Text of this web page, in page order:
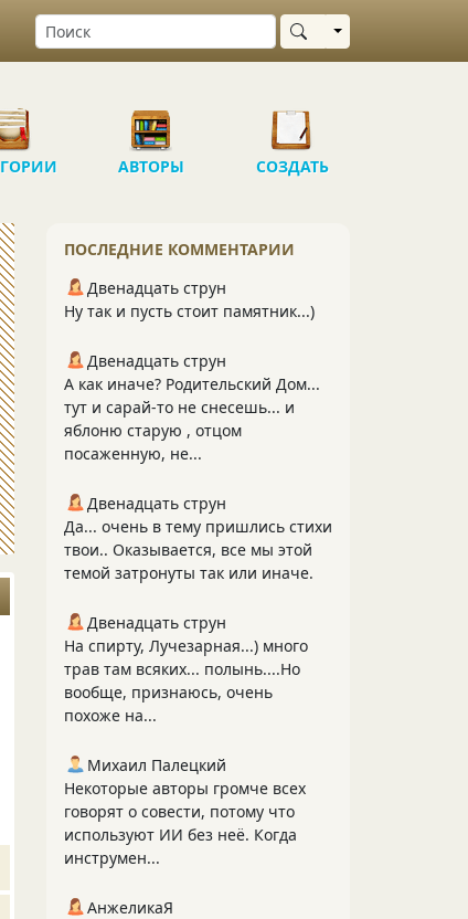
Выбрать область
АВТОРЫ СОЗДАТЬ
ПОСЛЕДНИЕ КОММЕНТАРИИ
Двенадцать струн
Ну так и пусть стоит памятник...)
Двенадцать струн
А как иначе? Родительский Дом...
тут и сарай-то не снесешь... и
яблоню старую , отцом
посаженную, не...
Двенадцать струн
Да... очень в тему пришлись стихи
твои.. Оказывается, все мы этой
темой затронуты так или иначе.
Двенадцать струн
На спирту, Лучезарная...) много
трав там всяких... полынь....Но
вообще, признаюсь, очень
похоже на...
Михаил Палецкий
Некоторые авторы громче всех
говорят о совести, потому что
используют ИИ без неё. Когда
инструмен...
АнжеликаЯ